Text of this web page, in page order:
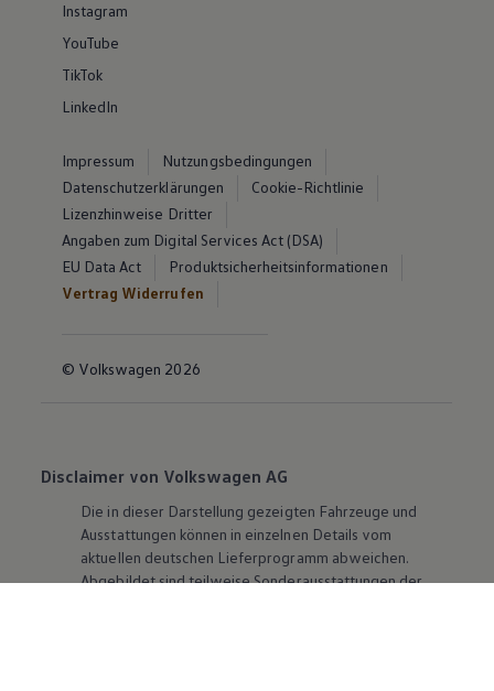
Instagram
YouTube
TikTok
LinkedIn
Impressum
Nutzungsbedingungen
Datenschutzerklärungen
Cookie-Richtlinie
Lizenzhinweise Dritter
Angaben zum Digital Services Act (DSA)
EU Data Act
Produktsicherheitsinformationen
Vertrag Widerrufen
© Volkswagen 2026
Disclaimer von Volkswagen AG
Die in dieser Darstellung gezeigten Fahrzeuge und
Ausstattungen können in einzelnen Details vom
aktuellen deutschen Lieferprogramm abweichen.
Abgebildet sind teilweise Sonderausstattungen der